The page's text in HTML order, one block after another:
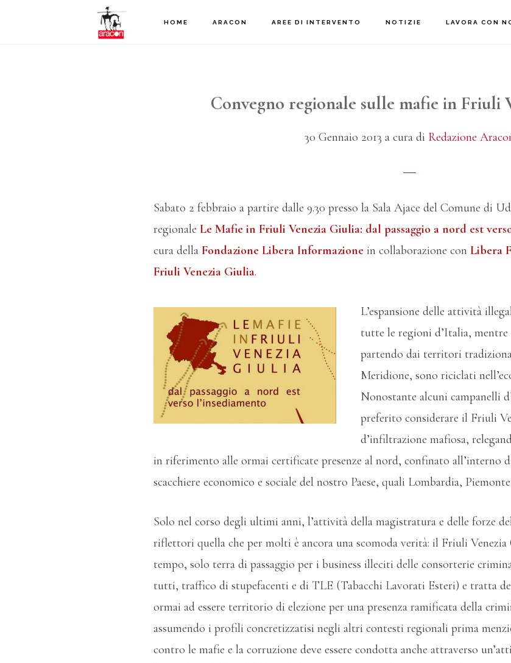
HOME ARACON AREE DI INTERVENTO NOTIZIE LAVORA CON
Convegno regionale sulle mafie in Friuli
30 Gennaio 2013 a cura di Redazione
Sabato 2 febbraio a partire dalle 9.30 presso la Sala Ajace del Comune di
regionale Le Mafie in Friuli Venezia Giulia: dal passaggio a nord est
cura della Fondazione Libera Informazione in collaborazione con Libera
Friuli Venezia Giulia.
L’espansione delle attività
tutte le regioni d’Italia,
partendo dai territori
Meridione, sono riciclati
Nonostante alcuni campanelli
preferito considerare il Friuli
d’infiltrazione mafiosa,
in riferimento alle ormai certificate presenze al nord, confinato all’interno
scacchiere economico e sociale del nostro Paese, quali Lombardia,
Solo nel corso degli ultimi anni, l’attività della magistratura e delle forze
riflettori quella che per molti è ancora una scomoda verità: il Friuli
tempo, solo terra di passaggio per i business illeciti delle consorterie
tutti, traffico di stupefacenti e di TLE (Tabacchi Lavorati Esteri) e tratta
ormai ad essere territorio di elezione per una presenza ramificata della
assumendo i profili concretizzatisi negli altri contesti regionali prima
contro le mafie e la corruzione deve essere condotta anche attraverso